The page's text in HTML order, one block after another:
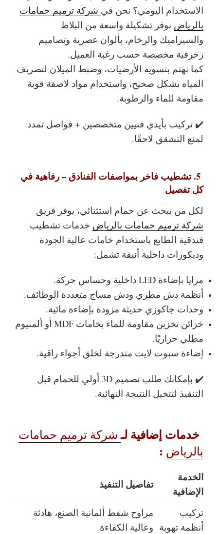
الاستخدام اليومي؟ نحن في شركة ترميم حمامات
بالرياض نوفر تشكيلة واسعة من البلاط
والسيراميك والرخام، بألوان عصرية وتصاميم
زخرفية مخصصة حسب رغبة العميل.
كما نهتم بتسوية الأرضيات، وضبط الميلان لتصريف
المياه بشكل صحيح، واستخدام مواد لاصقة قوية
مقاومة للماء والرطوبة.
✔️ تركيب بأيدي فنيين متخصصين + فواصل تمدد
لمنع التشقق لاحقًا.
5. تشطيب فاخر بمواصفات الفنادق – رفاهية في
كل تفصيل
لكل من يبحث عن حمام استثنائي، يوفر فريق
شركة ترميم حمامات بالرياض خدمات تشطيب
فندقية الطابع باستخدام خامات عالية الجودة
وديكورات داخلية أنيقة تشمل:
مرايا بإضاءة LED داخلية وحساس حركة.
أنظمة دش مطري ودش مساج متعددة الوظائف.
وحدات جاكوزي حديثة مزودة بإضاءة مائية.
خزائن تخزين مقاومة للماء بخامات MDF أو ألمنيوم
مطلي حراريًا.
إضاءة سبوت لايت متدرجة لخلق أجواء راقية.
✔️ بإمكانك طلب تصميم 3D أولي للحمام قبل
التنفيذ لتتخيل النتيجة النهائية.
خدمات إضافية لـ شركة ترميم حمامات
بالرياض :
الخدمة
الإضافية
تفاصيل التنفيذ
تركيب
أنظمة تهوية
مراوح شفط ألمانية الصنع، هادئة
وعالية الكفاءة